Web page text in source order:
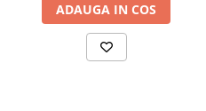
ADAUGA IN COS